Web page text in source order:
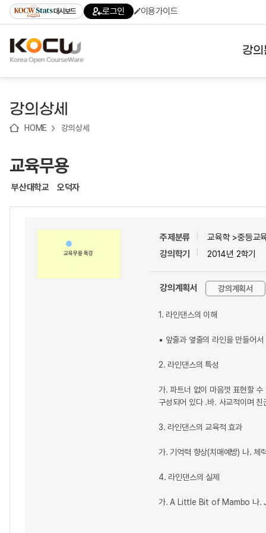
기
기
기
content)
가
대시보드 로그인 이용가이드
강
강의상세
HOME 강의상세
교육무용
부산대학교 오덕자
주제분류
교육학 >중등교
강의학기
2014년 2학기
강의계획서 강의계획서
1. 라인댄스의 이해
▪ 앞줄과 옆줄의 라인을 만들어
2. 라인댄스의 특성
가. 파트너 없이 마음껏 표현할
구성되어 있다 .바. 사교적이며
3. 라인댄스의 교육적 효과
가. 기억력 향상(치매예방) 나. 체
4. 라인댄스의 실제
가. A Little Bit of Mambo 나.